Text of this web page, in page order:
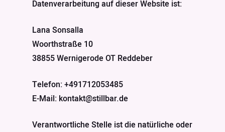
Datenverarbeitung auf dieser Website ist:
Lana Sonsalla
Woorthstraße 10
38855 Wernigerode OT Reddeber
Telefon: +491712053485
E-Mail: kontakt@stillbar.de
Verantwortliche Stelle ist die natürliche oder